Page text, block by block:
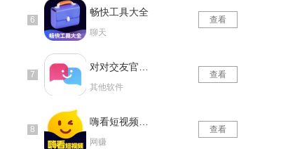
畅快工具大全
聊天
查看
其他软件
查看
网赚
查看